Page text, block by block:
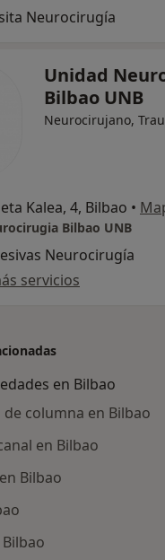
Neurocirugía
Unidad
Bilbao UNB
Neurocirujano,
Kalea, 4, Bilbao •
Bilbao UNB
Neurocirugía
servicios
en Bilbao
columna en Bilbao
en Bilbao
Bilbao